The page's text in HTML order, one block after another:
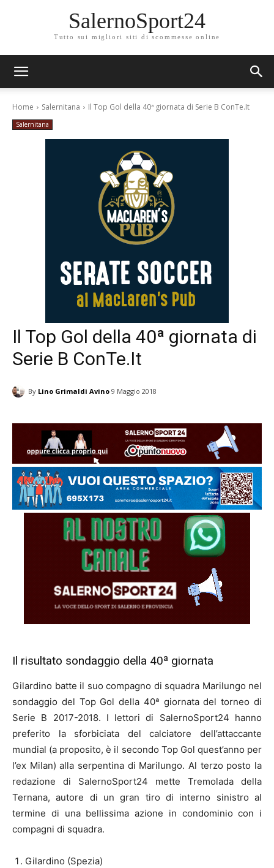
SalernoSport24
Tutto sui migliori siti di scommesse online
Home Salernitana Il Top Gol della 40ª giornata di Serie B ConTe.It
Salernitana
Il Top Gol della 40ª giornata di
Serie B ConTe.It
By Lino Grimaldi Avino 9 Maggio 2018
Il risultato sondaggio della 40ª giornata
Gilardino batte il suo compagno di squadra Marilungo nel
sondaggio del Top Gol della 40ª giornata del torneo di
Serie B 2017-2018. I lettori di SalernoSport24 hanno
preferito la sforbiciata del calciatore dell’attaccante
mundial (a proposito, è il secondo Top Gol quest’anno per
l’ex Milan) alla serpentina di Marilungo. Al terzo posto la
redazione di SalernoSport24 mette Tremolada della
Ternana, autore di un gran tiro di interno sinistro al
termine di una bellissima azione in condominio con i
compagni di squadra.
Gilardino (Spezia)